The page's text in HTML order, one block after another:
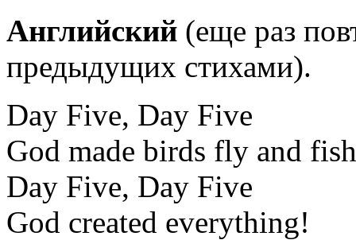
Английский (еще раз
предыдущих стихами).
Day Five, Day Five
God made birds fly and
Day Five, Day Five
God created everything!